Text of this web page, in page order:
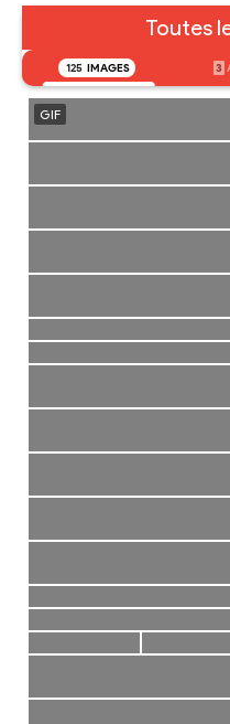
Toutes
125 IMAGES 3